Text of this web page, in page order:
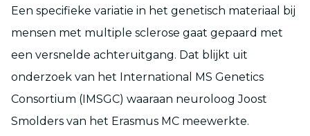
Een specifieke variatie in het genetisch materiaal bij
mensen met multiple sclerose gaat gepaard met
een versnelde achteruitgang. Dat blijkt uit
onderzoek van het International MS Genetics
Consortium (IMSGC) waaraan neuroloog Joost
Smolders van het Erasmus MC meewerkte.